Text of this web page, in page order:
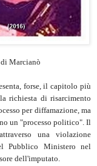
Marcianò
forse, il capitolo più
richiesta di risarcimento
per diffamazione, ma
un "processo politico". Il
una violazione
Pubblico Ministero nel
dell'imputato.